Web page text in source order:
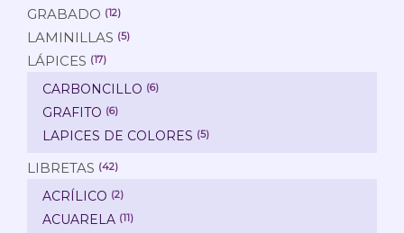
GRABADO (12)
LAMINILLAS (5)
LÁPICES (17)
CARBONCILLO (6)
GRAFITO (6)
LAPICES DE COLORES (5)
LIBRETAS (42)
ACRÍLICO (2)
ACUARELA (11)